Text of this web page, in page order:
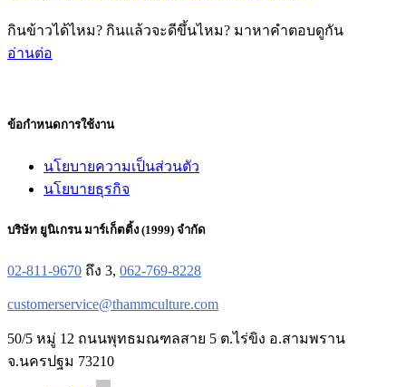
กินข้าวได้ไหม? กินแล้วจะดีขึ้นไหม? มาหาคำตอบดูกัน
อ่านต่อ
ข้อกำหนดการใช้งาน
นโยบายความเป็นส่วนตัว
นโยบายธุรกิจ
บริษัท ยูนิเกรน มาร์เก็ตติ้ง (1999) จำกัด
02-811-9670 ถึง 3, 062-769-8228
customerservice@thammculture.com
50/5 หมู่ 12 ถนนพุทธมณฑลสาย 5 ต.ไร่ขิง อ.สามพราน
จ.นครปฐม 73210